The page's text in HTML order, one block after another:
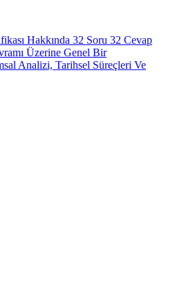
Hakkında 32 Soru 32 Cevap
Üzerine Genel Bir
Analizi, Tarihsel Süreçleri Ve